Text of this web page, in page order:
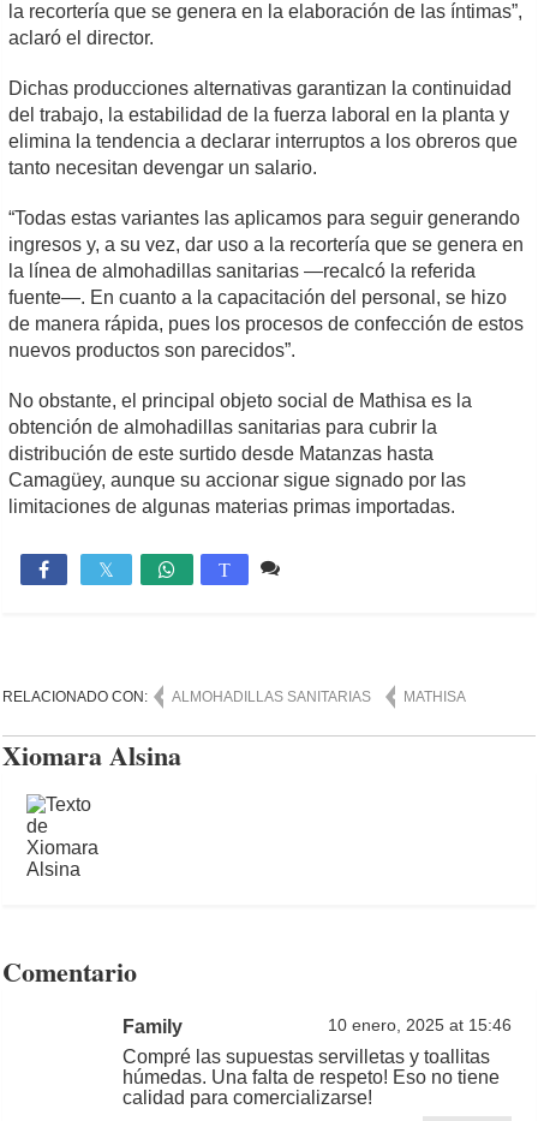
la recortería que se genera en la elaboración de las íntimas”,
aclaró el director.
Dichas producciones alternativas garantizan la continuidad
del trabajo, la estabilidad de la fuerza laboral en la planta y
elimina la tendencia a declarar interruptos a los obreros que
tanto necesitan devengar un salario.
“Todas estas variantes las aplicamos para seguir generando
ingresos y, a su vez, dar uso a la recortería que se genera en
la línea de almohadillas sanitarias —recalcó la referida
fuente—. En cuanto a la capacitación del personal, se hizo
de manera rápida, pues los procesos de confección de estos
nuevos productos son parecidos”.
No obstante, el principal objeto social de Mathisa es la
obtención de almohadillas sanitarias para cubrir la
distribución de este surtido desde Matanzas hasta
Camagüey, aunque su accionar sigue signado por las
limitaciones de algunas materias primas importadas.
 T
RELACIONADO CON: ALMOHADILLAS SANITARIAS MATHISA
Xiomara Alsina
Comentario
Family 10 enero, 2025 at 15:46
Compré las supuestas servilletas y toallitas
húmedas. Una falta de respeto! Eso no tiene
calidad para comercializarse!